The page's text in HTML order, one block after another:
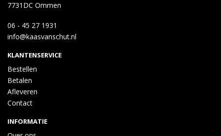
7731DC Ommen
06 - 45 27 1931
info@kaasvanschut.nl
KLANTENSERVICE
Bestellen
Betalen
Afleveren
Contact
INFORMATIE